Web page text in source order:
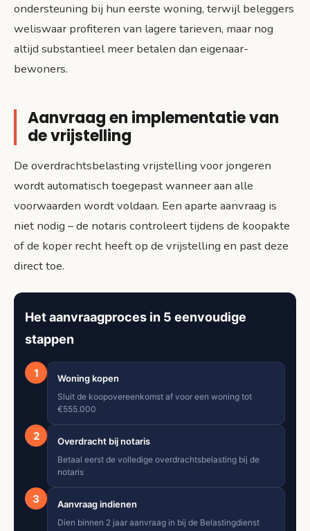
ondersteuning bij hun eerste woning, terwijl beleggers
weliswaar profiteren van lagere tarieven, maar nog
altijd substantieel meer betalen dan eigenaar-
bewoners.
Aanvraag en implementatie van
de vrijstelling
De overdrachtsbelasting vrijstelling voor jongeren
wordt automatisch toegepast wanneer aan alle
voorwaarden wordt voldaan. Een aparte aanvraag is
niet nodig – de notaris controleert tijdens de koopakte
of de koper recht heeft op de vrijstelling en past deze
direct toe.
Het aanvraagproces in 5 eenvoudige
stappen
1 Woning kopen
Sluit de koopovereenkomst af voor een woning tot
€555.000
2 Overdracht bij notaris
Betaal eerst de volledige overdrachtsbelasting bij de
notaris
3 Aanvraag indienen
Dien binnen 2 jaar aanvraag in bij de Belastingdienst